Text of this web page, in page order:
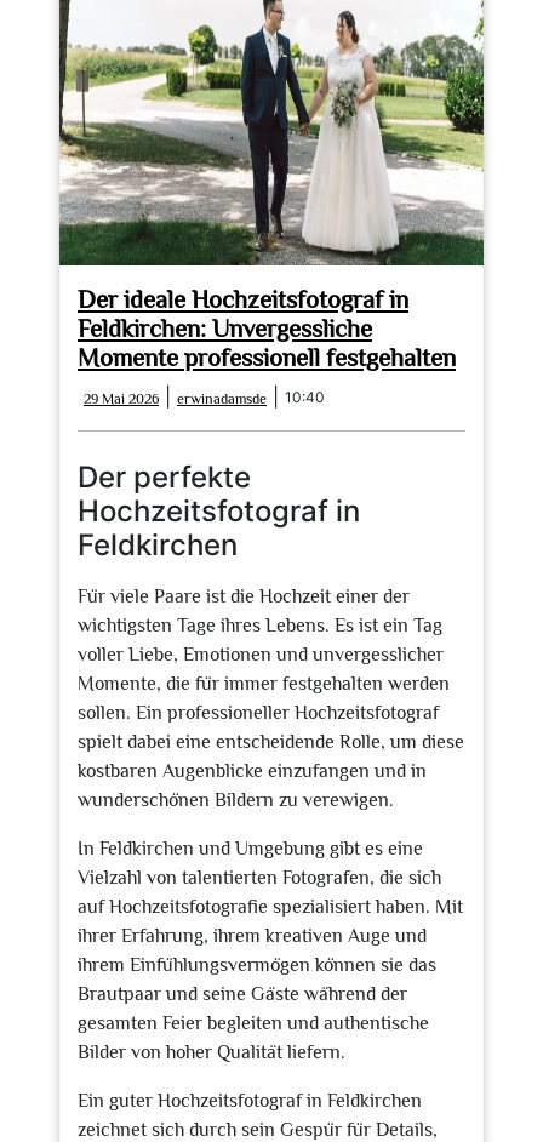
Ihre
Traumhochzeit
Der ideale Hochzeitsfotograf in
Feldkirchen: Unvergessliche
Momente professionell festgehalten
29 Mai 2026
Mai
2026
erwinadamsde erwinadamsde
10:40
Der perfekte
Hochzeitsfotograf in
Feldkirchen
Für viele Paare ist die Hochzeit einer der
wichtigsten Tage ihres Lebens. Es ist ein Tag
voller Liebe, Emotionen und unvergesslicher
Momente, die für immer festgehalten werden
sollen. Ein professioneller Hochzeitsfotograf
spielt dabei eine entscheidende Rolle, um diese
kostbaren Augenblicke einzufangen und in
wunderschönen Bildern zu verewigen.
In Feldkirchen und Umgebung gibt es eine
Vielzahl von talentierten Fotografen, die sich
auf Hochzeitsfotografie spezialisiert haben. Mit
ihrer Erfahrung, ihrem kreativen Auge und
ihrem Einfühlungsvermögen können sie das
Brautpaar und seine Gäste während der
gesamten Feier begleiten und authentische
Bilder von hoher Qualität liefern.
Ein guter Hochzeitsfotograf in Feldkirchen
zeichnet sich durch sein Gespür für Details,